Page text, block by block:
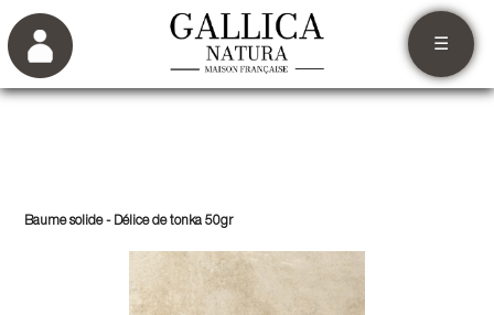
☰
Baume solide - Délice de tonka 50gr